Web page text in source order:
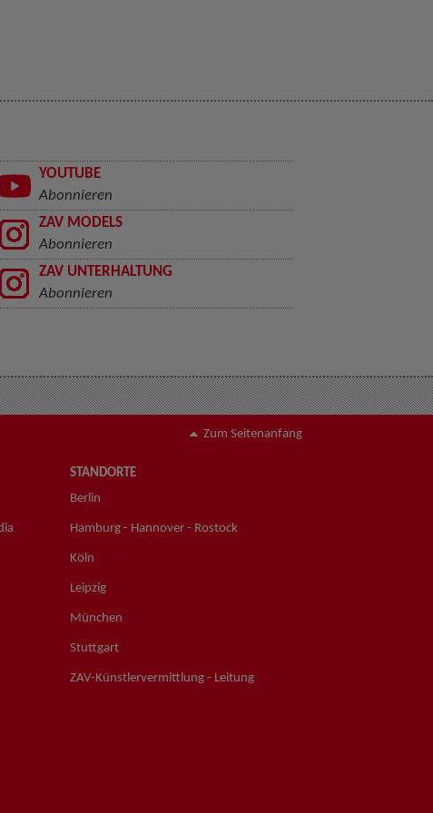
YOUTUBE
Abonnieren
ZAV MODELS
Abonnieren
ZAV UNTERHALTUNG
Abonnieren
Zum Seitenanfang
STANDORTE
Berlin
Hamburg - Hannover - Rostock
Köln
Leipzig
München
Stuttgart
ZAV-Künstlervermittlung - Leitung